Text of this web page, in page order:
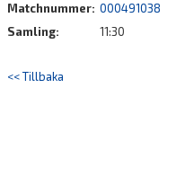
Matchnummer: 000491038
Samling:
11:30
<< Tillbaka